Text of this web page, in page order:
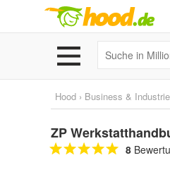
Hood › Business & Industrie
ZP
8